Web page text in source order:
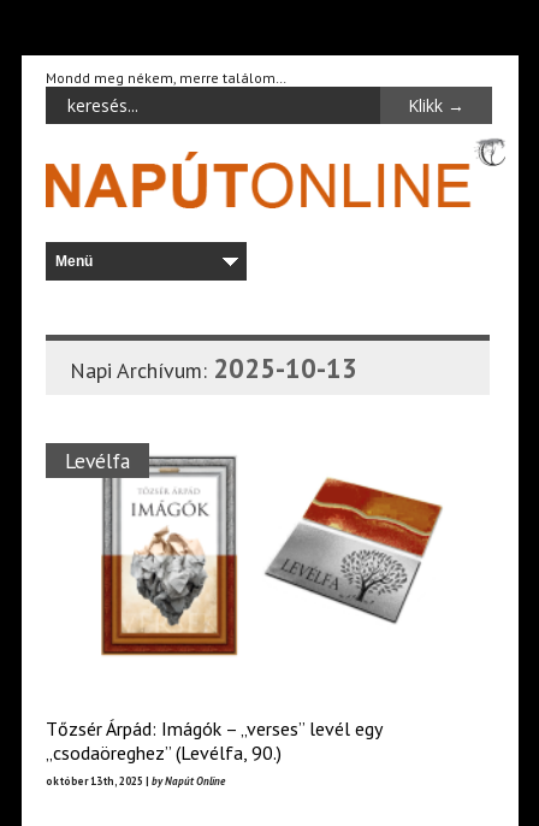
Mondd meg nékem, merre találom…
Napi Archívum: 2025-10-13
Levélfa
Tőzsér Árpád: Imágók – „verses” levél egy
„csodaöreghez” (Levélfa, 90.)
október 13th, 2025 | by Napút Online